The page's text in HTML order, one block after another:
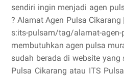
sendiri ingin menjadi agen
? Alamat Agen Pulsa
s:its-pulsam/tag/alamat-
membutuhkan agen pulsa
sudah berada di website yang
Pulsa Cikarang atau ITS